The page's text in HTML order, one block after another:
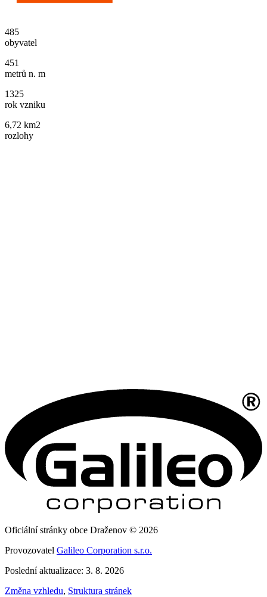
485
obyvatel
451
metrů n. m
1325
rok vzniku
6,72 km2
rozlohy
Oficiální stránky obce Draženov © 2026
Provozovatel Galileo Corporation s.r.o.
Poslední aktualizace: 3. 8. 2026
Změna vzhledu, Struktura stránek